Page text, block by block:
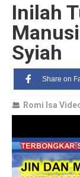
Inilah
Syiah
Share on
Romi Isa